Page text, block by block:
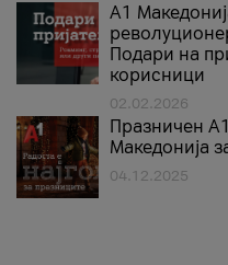
А1
Подари на
корисници
02.02.2026
Празничен
Македонија
04.12.2025